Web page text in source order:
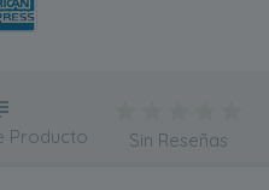
Producto Sin Reseñas